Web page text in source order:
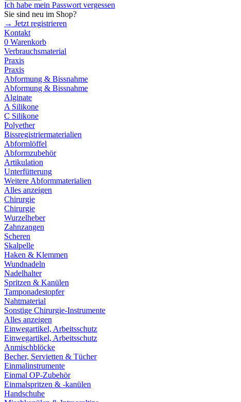
Ich habe mein Passwort vergessen
Sie sind neu im Shop?
→ Jetzt registrieren
Kontakt
0 Warenkorb
Verbrauchsmaterial
Praxis
Praxis
Abformung & Bissnahme
Abformung & Bissnahme
Alginate
A Silikone
C Silikone
Polyether
Bissregistriermaterialien
Abformlöffel
Abformzubehör
Artikulation
Unterfütterung
Weitere Abformmaterialien
Alles anzeigen
Chirurgie
Chirurgie
Wurzelheber
Zahnzangen
Scheren
Skalpelle
Haken & Klemmen
Wundnadeln
Nadelhalter
Spritzen & Kanülen
Tamponadestopfer
Nahtmaterial
Sonstige Chirurgie-Instrumente
Alles anzeigen
Einwegartikel, Arbeitsschutz
Einwegartikel, Arbeitsschutz
Anmischblöcke
Becher, Servietten & Tücher
Einmalinstrumente
Einmal OP-Zubehör
Einmalspritzen & -kanülen
Handschuhe